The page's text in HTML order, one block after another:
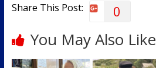
Share This Post: 0
You May Also Like